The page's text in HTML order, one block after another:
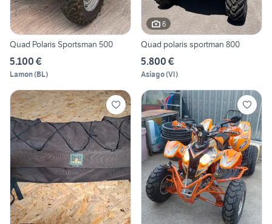
Quad Polaris Sportsman 500
5.100 €
Lamon(BL)
6
Quad polaris sportman 800
5.800 €
Asiago(VI)